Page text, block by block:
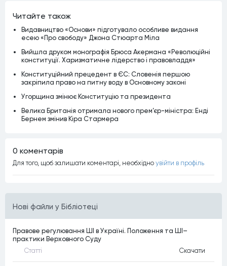
Нові файли у Бібліотеці
Правове регулювання ШІ в Україні. Положення та ШІ–
практики Верховного Суду
Статтi Скачати
Читайте також
Видавництво «Основи» підготувало особливе видання
есею «Про свободу» Джона Стюарта Міла
Вийшла друком монографія Брюса Акермана «Революційні
конституції. Харизматичне лідерство і правовладдя»
Конституційний прецедент в ЄС: Словенія першою
закріпила право на питну воду в Основному законі
Угорщина змінює Конституцію та президента
Велика Британія отримала нового прем’єр-міністра: Енді
Бернем змінив Кіра Стармера
0 коментарiв
Для того, щоб залишати коментарi, необхiдно увiйти в профiль